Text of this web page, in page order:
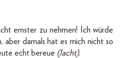
ernster zu nehmen! Ich würde
aber damals hat es mich nicht so
echt bereue (lacht).